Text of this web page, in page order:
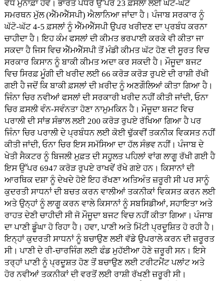
ਵੱਧ ਮੁਨਾਫ਼ਾ ਹੋਵੇ। ਭਾਰਤ ਪੱਧਰ ਉੱਪਰ 23 ਫ਼ਸਲਾਂ ਲਈ ਘੱਟੋ-ਘੱਟ
ਸਮਰਥਨ ਮੁੱਲ (ਐੱਮਐੱਸਪੀ) ਐਲਾਨਿਆ ਜਾਂਦਾ ਹੈ। ਪੰਜਾਬ ਸਰਕਾਰ ਨੂੰ
ਘੱਟੋ-ਘੱਟ 4-5 ਫ਼ਸਲਾਂ ਨੂੰ ਐੱਮਐੱਸਪੀ ਉਪਰ ਖਰੀਦਣ ਦਾ ਪ੍ਰਬੰਧ ਕਰਨਾ
ਚਾਹੀਦਾ ਹੈ। ਇਹ ਕੰਮ ਫਸਲਾਂ ਦੀ ਕੀਮਤ ਭਰਪਾਈ ਕਰਕੇ ਵੀ ਕੀਤਾ ਜਾ
ਸਕਦਾ ਹੈ ਜਿਸ ਵਿਚ ਐੱਮਐੱਸਪੀ ਤੋਂ ਮੰਡੀ ਕੀਮਤ ਘੱਟ ਹੋਣ ਦੀ ਸੂਰਤ ਵਿਚ
ਸਰਕਾਰ ਕਿਸਾਨ ਨੂੰ ਬਾਕੀ ਕੀਮਤ ਅਦਾ ਕਰ ਸਕਦੀ ਹੈ। ਮੌਜੂਦਾ ਬਜਟ
ਵਿਚ ਸਿਰਫ਼ ਮੂੰਗੀ ਦੀ ਖਰੀਦ ਲਈ 66 ਕਰੋੜ ਕਰੋੜ ਰੁਪਏ ਦੀ ਰਾਸ਼ੀ ਰੱਖੀ
ਗਈ ਹੈ ਜਦੋਂ ਕਿ ਬਾਕੀ ਫ਼ਸਲਾਂ ਦੀ ਖ਼ਰੀਦ ਨੂੰ ਅਣਗੌਲਿਆਂ ਕੀਤਾ ਗਿਆ ਹੈ।
ਜਿੰਨਾ ਚਿਰ ਨਵੀਆਂ ਫਸਲਾਂ ਦੀ ਸਰਕਾਰੀ ਖਰੀਦ ਨਹੀਂ ਕੀਤੀ ਜਾਂਦੀ, ਓਨਾ
ਚਿਰ ਫ਼ਸਲੀ ਵੰਨ-ਸਵੰਨਤਾ ਹੋਣਾ ਨਾਮੁਮਕਿਨ ਹੈ। ਮੌਜੂਦਾ ਬਜਟ ਵਿਚ
ਪਰਾਲੀ ਦੀ ਸਾਂਭ ਸੰਭਾਲ ਲਈ 200 ਕਰੋੜ ਰੁਪਏ ਰੱਖਿਆ ਗਿਆ ਹੈ ਪਰ
ਜਿੰਨਾ ਚਿਰ ਪਰਾਲੀ ਦੇ ਪ੍ਰਬੰਧਨ ਲਈ ਕੋਈ ਢੁੱਕਵੀਂ ਤਕਨੀਕ ਵਿਕਸਤ ਨਹੀਂ
ਕੀਤੀ ਜਾਂਦੀ, ਓਨਾ ਚਿਰ ਇਸ ਸਮੱਸਿਆ ਦਾ ਹੱਲ ਸੰਭਵ ਨਹੀਂ। ਪੰਜਾਬ ਦੇ
ਖੇਤੀ ਸੈਕਟਰ ਨੂੰ ਬਿਜਲੀ ਮੁਫ਼ਤ ਦੀ ਸਹੂਲਤ ਪਹਿਲਾਂ ਵਾਂਗ ਲਾਗੂ ਰੱਖੀ ਗਈ ਹੈ
ਇਸ ਉੱਪਰ 6947 ਕਰੋੜ ਰੁਪਏ ਰਾਖਵੇਂ ਰੱਖੇ ਗਏ ਹਨ। ਕਿਸਾਨਾਂ ਦੀ
ਆਰਥਿਕ ਦਸ਼ਾ ਨੂੰ ਦੇਖਦੇ ਹੋਏ ਇਹ ਰੱਖਣਾ ਅਤਿਅੰਤ ਜ਼ਰੂਰੀ ਸੀ ਪਰ ਸਾਨੂੰ
ਕੁਦਰਤੀ ਸਾਧਨਾਂ ਦੀ ਬਚਤ ਕਰਨ ਵਾਲੀਆਂ ਤਕਨੀਕਾਂ ਵਿਕਸਤ ਕਰਨ ਲਈ
ਅਤੇ ਉਨ੍ਹਾਂ ਨੂੰ ਲਾਗੂ ਕਰਨ ਵਾਲੇ ਕਿਸਾਨਾਂ ਨੂੰ ਸਬਸਿਡੀਆਂ, ਸਹਾਇਤਾ ਅਤੇ
ਰਾਹਤ ਦੇਣੀ ਚਾਹੀਦੀ ਸੀ ਜੋ ਮੌਜੂਦਾ ਬਜਟ ਵਿਚ ਨਹੀਂ ਕੀਤਾ ਗਿਆ। ਪੰਜਾਬ
ਦਾ ਪਾਣੀ ਡੂੰਘਾ ਹੋ ਰਿਹਾ ਹੈ। ਹਵਾ, ਪਾਣੀ ਅਤੇ ਮਿੱਟੀ ਪ੍ਰਦੂਸ਼ਿਤ ਹੋ ਰਹੀ ਹੈ।
ਇਨ੍ਹਾਂ ਕੁਦਰਤੀ ਸਾਧਨਾਂ ਨੂੰ ਬਚਾਉਣ ਲਈ ਵੱਡੇ ਉਪਰਾਲੇ ਕਰਨ ਦੀ ਜ਼ਰੂਰਤ
ਸੀ। ਪਾਣੀ ਦੇ ਰੀ-ਚਾਰਜਿੰਗ ਲਈ ਫੰਡ ਮੁਹੱਈਆ ਹੋਣੇ ਜ਼ਰੂਰੀ ਸਨ। ਇਸੇ
ਤਰ੍ਹਾਂ ਪਾਣੀ ਨੂੰ ਪ੍ਰਦੂਸ਼ਤ ਹੋਣ ਤੋਂ ਬਚਾਉਣ ਲਈ ਟਰੀਟਮੈਂਟ ਪਲਾਂਟ ਅਤੇ
ਹੋਰ ਨਵੀਆਂ ਤਕਨੀਕਾਂ ਦੀ ਵਰਤੋਂ ਲਈ ਰਾਸ਼ੀ ਰੱਖਣੀ ਜ਼ਰੂਰੀ ਸੀ।